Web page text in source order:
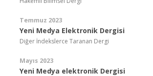
Temmuz 2023
Yeni Medya Elektronik Dergisi
Diğer İndekslerce Taranan Dergi
Mayıs 2023
Yeni Medya elektronik Dergisi